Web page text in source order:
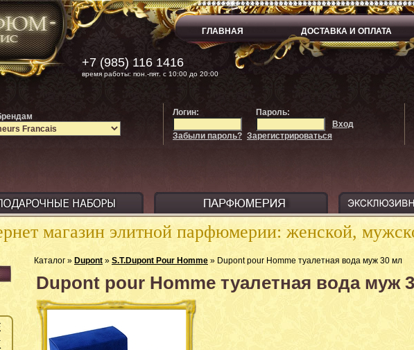
магазин элитной парфюмерии: женской,
Каталог » Dupont » S.T.Dupont Pour Homme » Dupont pour Homme туалетная вода муж 30 мл
Dupont pour Homme туалетная вода муж
ГЛАВНАЯ ДОСТАВКА И ОПЛАТА
+7 (985) 116 1416
время работы: пон.-пят. с 10:00 до 20:00
Логин:
Пароль:
Вход
Забыли пароль? Зарегистрироваться